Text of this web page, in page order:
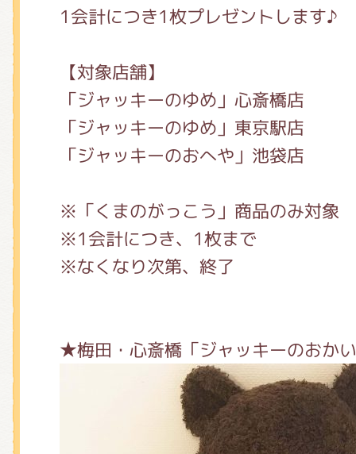
1会計につき1枚プレゼントします♪
【対象店舗】
「ジャッキーのゆめ」心斎橋店
「ジャッキーのゆめ」東京駅店
「ジャッキーのおへや」池袋店
※「くまのがっこう」商品のみ対象
※1会計につき、1枚まで
※なくなり次第、終了
★梅田・心斎橋「ジャッキーのおか